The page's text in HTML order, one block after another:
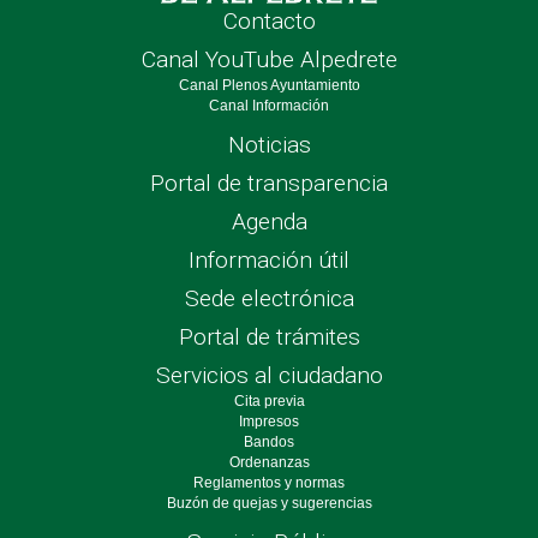
Contacto
Canal YouTube Alpedrete
Canal Plenos Ayuntamiento
Canal Información
Noticias
Portal de transparencia
Agenda
Información útil
Sede electrónica
Portal de trámites
Servicios al ciudadano
Cita previa
Impresos
Bandos
Ordenanzas
Reglamentos y normas
Buzón de quejas y sugerencias